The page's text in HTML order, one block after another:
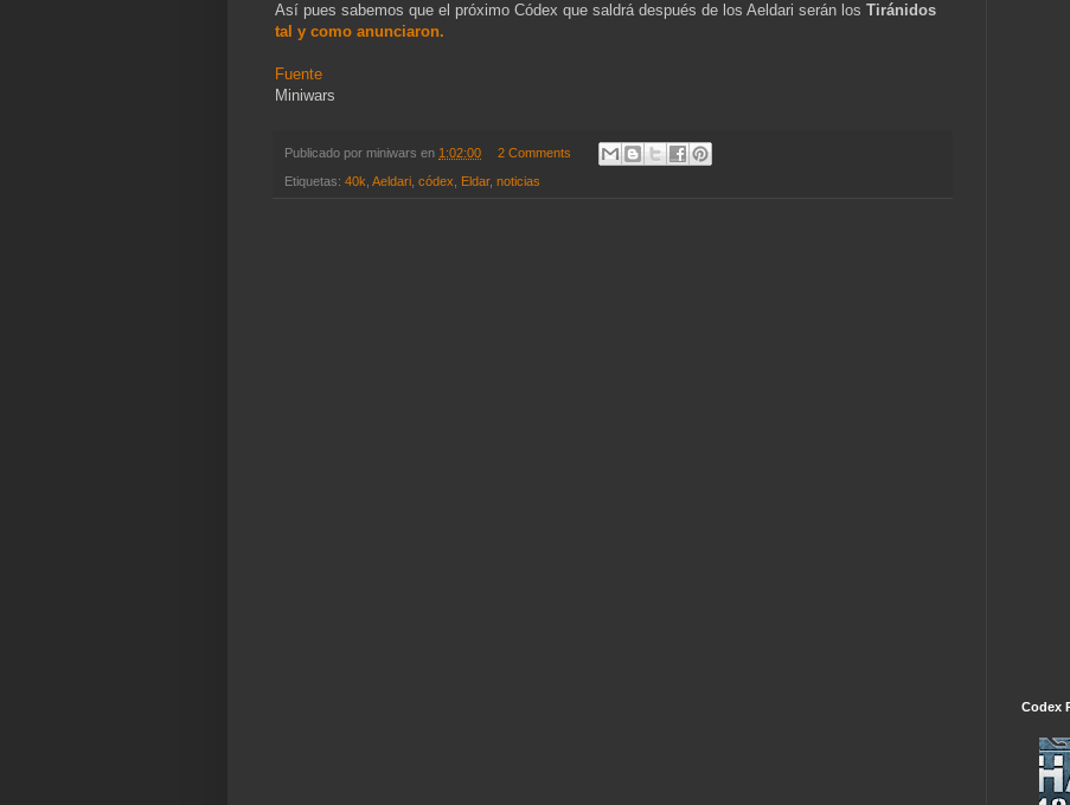
Así pues sabemos que el próximo Códex que saldrá después de los Aeldari serán los Tiránidos
tal y como anunciaron.
Fuente
Miniwars
Publicado por miniwars en 1:02:00 2 Comments
Etiquetas: 40k, Aeldari, códex, Eldar, noticias
Codex